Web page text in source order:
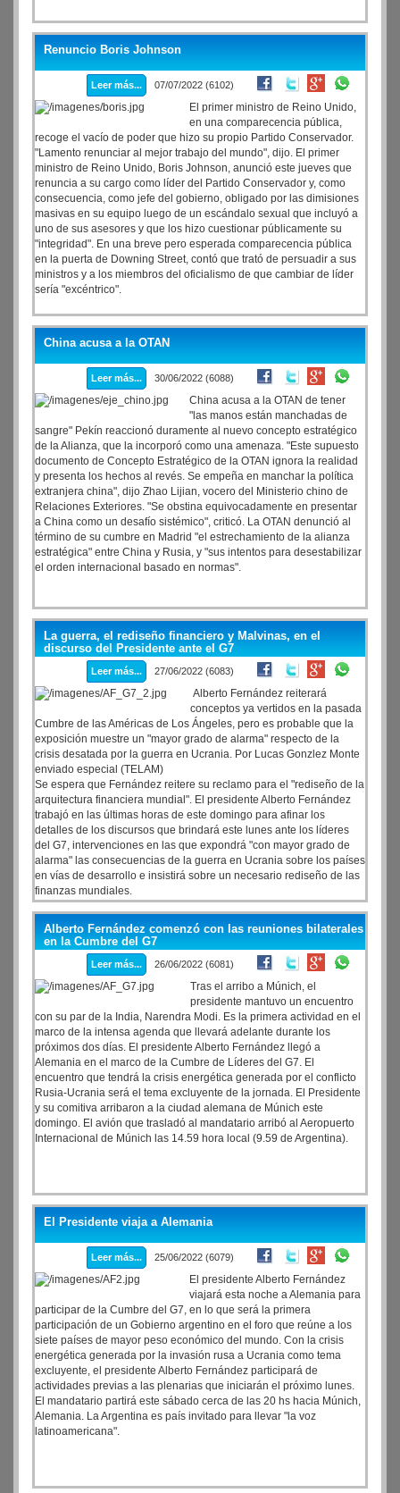
Renuncio Boris Johnson
Leer más... 07/07/2022 (6102)
El primer ministro de Reino Unido,
en una comparecencia pública,
recoge el vacío de poder que hizo su propio Partido Conservador.
"Lamento renunciar al mejor trabajo del mundo", dijo. El primer
ministro de Reino Unido, Boris Johnson, anunció este jueves que
renuncia a su cargo como líder del Partido Conservador y, como
consecuencia, como jefe del gobierno, obligado por las dimisiones
masivas en su equipo luego de un escándalo sexual que incluyó a
uno de sus asesores y que los hizo cuestionar públicamente su
"integridad". En una breve pero esperada comparecencia pública
en la puerta de Downing Street, contó que trató de persuadir a sus
ministros y a los miembros del oficialismo de que cambiar de líder
sería "excéntrico".
China acusa a la OTAN
Leer más... 30/06/2022 (6088)
China acusa a la OTAN de tener
"las manos están manchadas de
sangre" Pekín reaccionó duramente al nuevo concepto estratégico
de la Alianza, que la incorporó como una amenaza. "Este supuesto
documento de Concepto Estratégico de la OTAN ignora la realidad
y presenta los hechos al revés. Se empeña en manchar la política
extranjera china", dijo Zhao Lijian, vocero del Ministerio chino de
Relaciones Exteriores. "Se obstina equivocadamente en presentar
a China como un desafío sistémico", criticó. La OTAN denunció al
término de su cumbre en Madrid "el estrechamiento de la alianza
estratégica" entre China y Rusia, y "sus intentos para desestabilizar
el orden internacional basado en normas".
La guerra, el rediseño financiero y Malvinas, en el
discurso del Presidente ante el G7
Leer más... 27/06/2022 (6083)
Alberto Fernández reiterará
conceptos ya vertidos en la pasada
Cumbre de las Américas de Los Ángeles, pero es probable que la
exposición muestre un "mayor grado de alarma" respecto de la
crisis desatada por la guerra en Ucrania. Por Lucas Gonzlez Monte
enviado especial (TELAM)
Se espera que Fernández reitere su reclamo para el "rediseño de la
arquitectura financiera mundial". El presidente Alberto Fernández
trabajó en las últimas horas de este domingo para afinar los
detalles de los discursos que brindará este lunes ante los líderes
del G7, intervenciones en las que expondrá "con mayor grado de
alarma" las consecuencias de la guerra en Ucrania sobre los países
en vías de desarrollo e insistirá sobre un necesario rediseño de las
finanzas mundiales.
Alberto Fernández comenzó con las reuniones bilaterales
en la Cumbre del G7
Leer más... 26/06/2022 (6081)
Tras el arribo a Múnich, el
presidente mantuvo un encuentro
con su par de la India, Narendra Modi. Es la primera actividad en el
marco de la intensa agenda que llevará adelante durante los
próximos dos días. El presidente Alberto Fernández llegó a
Alemania en el marco de la Cumbre de Líderes del G7. El
encuentro que tendrá la crisis energética generada por el conflicto
Rusia-Ucrania será el tema excluyente de la jornada. El Presidente
y su comitiva arribaron a la ciudad alemana de Múnich este
domingo. El avión que trasladó al mandatario arribó al Aeropuerto
Internacional de Múnich las 14.59 hora local (9.59 de Argentina).
El Presidente viaja a Alemania
Leer más... 25/06/2022 (6079)
El presidente Alberto Fernández
viajará esta noche a Alemania para
participar de la Cumbre del G7, en lo que será la primera
participación de un Gobierno argentino en el foro que reúne a los
siete países de mayor peso económico del mundo. Con la crisis
energética generada por la invasión rusa a Ucrania como tema
excluyente, el presidente Alberto Fernández participará de
actividades previas a las plenarias que iniciarán el próximo lunes.
El mandatario partirá este sábado cerca de las 20 hs hacia Múnich,
Alemania. La Argentina es país invitado para llevar "la voz
latinoamericana".